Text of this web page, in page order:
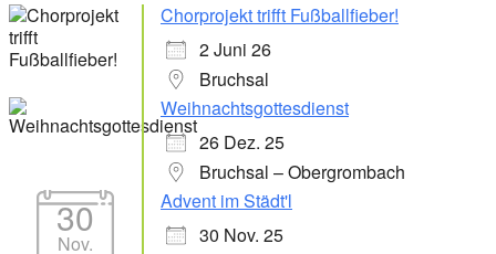
Chorprojekt trifft Fußballfieber!
2 Juni 26
Bruchsal
Weihnachtsgottesdienst
26 Dez. 25
Bruchsal – Obergrombach
30
Nov.
Advent im Städt'l
30 Nov. 25